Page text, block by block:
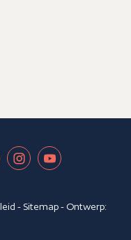
- Sitemap- Ontwerp: